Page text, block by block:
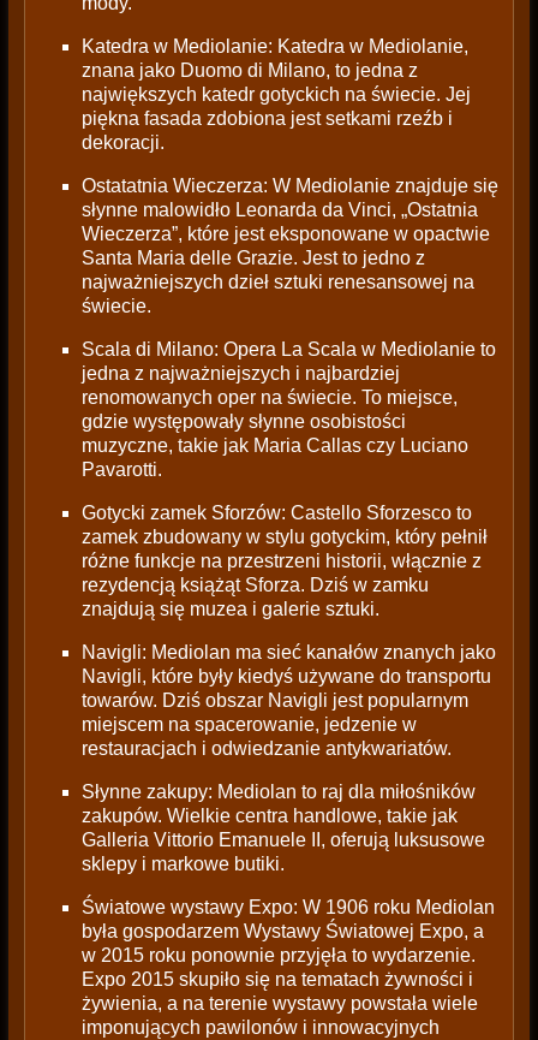
Katedra w Mediolanie: Katedra w Mediolanie,
znana jako Duomo di Milano, to jedna z
największych katedr gotyckich na świecie. Jej
piękna fasada zdobiona jest setkami rzeźb i
dekoracji.
Ostatatnia Wieczerza: W Mediolanie znajduje się
słynne malowidło Leonarda da Vinci, „Ostatnia
Wieczerza”, które jest eksponowane w opactwie
Santa Maria delle Grazie. Jest to jedno z
najważniejszych dzieł sztuki renesansowej na
świecie.
Scala di Milano: Opera La Scala w Mediolanie to
jedna z najważniejszych i najbardziej
renomowanych oper na świecie. To miejsce,
gdzie występowały słynne osobistości
muzyczne, takie jak Maria Callas czy Luciano
Pavarotti.
Gotycki zamek Sforzów: Castello Sforzesco to
zamek zbudowany w stylu gotyckim, który pełnił
różne funkcje na przestrzeni historii, włącznie z
rezydencją książąt Sforza. Dziś w zamku
znajdują się muzea i galerie sztuki.
Navigli: Mediolan ma sieć kanałów znanych jako
Navigli, które były kiedyś używane do transportu
towarów. Dziś obszar Navigli jest popularnym
miejscem na spacerowanie, jedzenie w
restauracjach i odwiedzanie antykwariatów.
Słynne zakupy: Mediolan to raj dla miłośników
zakupów. Wielkie centra handlowe, takie jak
Galleria Vittorio Emanuele II, oferują luksusowe
sklepy i markowe butiki.
Światowe wystawy Expo: W 1906 roku Mediolan
była gospodarzem Wystawy Światowej Expo, a
w 2015 roku ponownie przyjęła to wydarzenie.
Expo 2015 skupiło się na tematach żywności i
żywienia, a na terenie wystawy powstała wiele
imponujących pawilonów i innowacyjnych